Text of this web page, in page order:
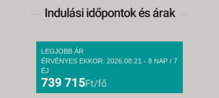
Indulási időpontok és árak
LEGJOBB ÁR
ÉRVÉNYES EKKOR: 2026.08.21 - 8 NAP / 7
ÉJ
739 715Ft/fő